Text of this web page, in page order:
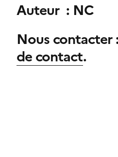
Auteur : NC
Nous contacter
de contact.